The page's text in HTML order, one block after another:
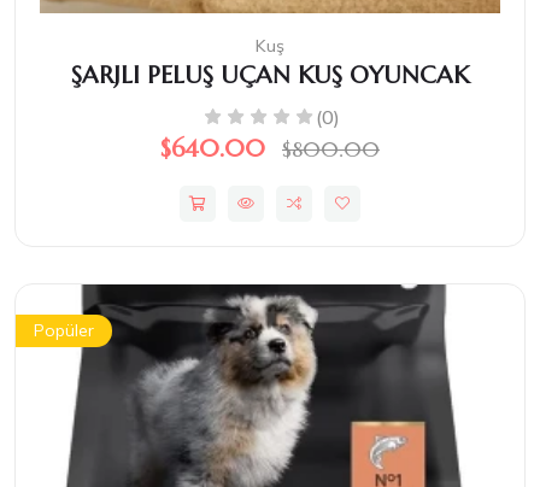
Kuş
ŞARJLI PELUŞ UÇAN KUŞ OYUNCAK
(0)
$640.00 $800.00
Popüler